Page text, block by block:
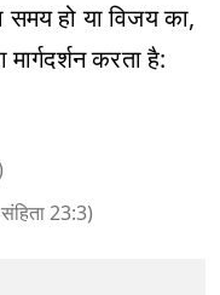
समय हो या विजय का,
करता है:
23:3)